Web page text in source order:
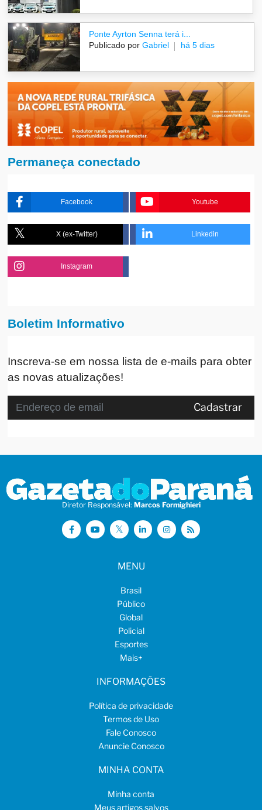
Ponte Ayrton Senna terá i...
Publicado por Gabriel há 5 dias
Permaneça conectado
Facebook Youtube
X (ex-Twitter) Linkedin
Instagram
Boletim Informativo
Inscreva-se em nossa lista de e-mails para obter
as novas atualizações!
Cadastrar
Diretor Responsável: Marcos Formighieri
MENU
Brasil
Público
Global
Policial
Esportes
Mais+
INFORMAÇÕES
Política de privacidade
Termos de Uso
Fale Conosco
Anuncie Conosco
MINHA CONTA
Minha conta
Meus artigos salvos